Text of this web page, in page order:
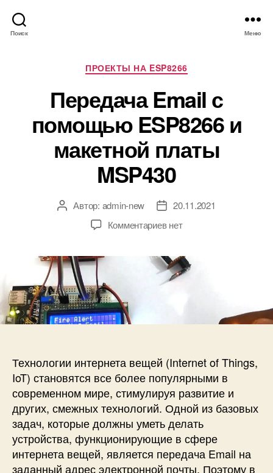
Поиск Меню
Р
у
б
р
и
к
и
ПРОЕКТЫ НА ESP8266
Передача Email с
помощью ESP8266 и
макетной платы
MSP430
А
р
з
а
п
и
с
Автор: admin-new
Д
т
з
а
п
и
20.11.2021
Комментариевк
п
и
е
д
а
ч
а
E
m
a
i
нет
Технологии интернета вещей (Internet of Things,
IoT) становятся все более популярными в
современном мире, стимулируя развитие и
других, смежных технологий. Одной из базовых
задач, которые должны уметь делать
устройства, функционирующие в сфере
интернета вещей, является передача Email на
заданный адрес электронной почты. Поэтому в